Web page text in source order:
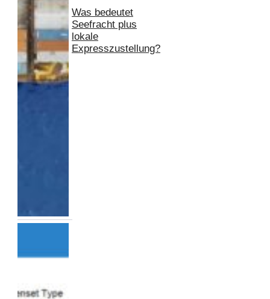
Was bedeutet
Seefracht plus
lokale
Expresszustellung?